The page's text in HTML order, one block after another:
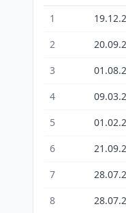
1
2
3
4
5
6
7
8